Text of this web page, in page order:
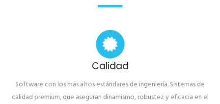
Calidad
Software con los más altos estándares de ingeniería. Sistemas de
calidad premium, que aseguran dinamismo, robustez y eficacia en el